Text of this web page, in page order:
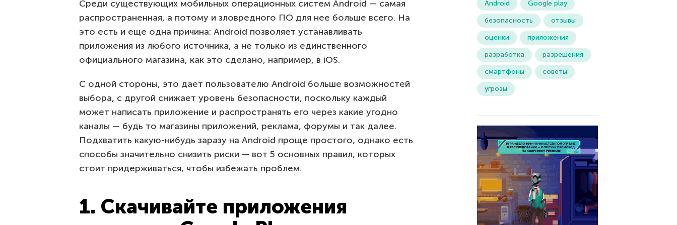
Среди сущеcтвующих мобильных операционных систем Android — самая
распространенная, а потому и зловредного ПО для нее больше всего. На
это есть и еще одна причина: Android позволяет устанавливать
приложения из любого источника, а не только из единственного
официального магазина, как это сделано, например, в iOS.
С одной стороны, это дает пользователю Android больше возможностей
выбора, с другой снижает уровень безопасности, поскольку каждый
может написать приложение и распространять его через какие угодно
каналы — будь то магазины приложений, реклама, форумы и так далее.
Подхватить какую-нибудь заразу на Android проще простого, однако есть
способы значительно снизить риски — вот 5 основных правил, которых
стоит придерживаться, чтобы избежать проблем.
1. Скачивайте приложения
Android
Google play
безопасность
отзывы
оценки
приложения
разработка
разрешения
смартфоны
советы
угрозы